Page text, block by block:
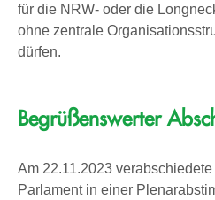
für die NRW- oder die
ohne zentrale
dürfen.
Begrüßenswerter
Am 22.11.2023
Parlament in einer